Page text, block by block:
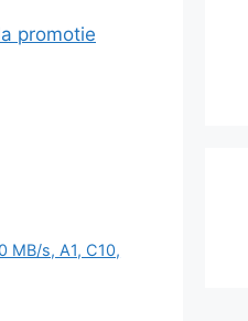
promotie
MB/s, A1, C10,